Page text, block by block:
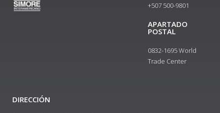
+507 500-9801​
APARTADO
POSTAL
0832-1695 World
Trade Center
DIRECCIÓN